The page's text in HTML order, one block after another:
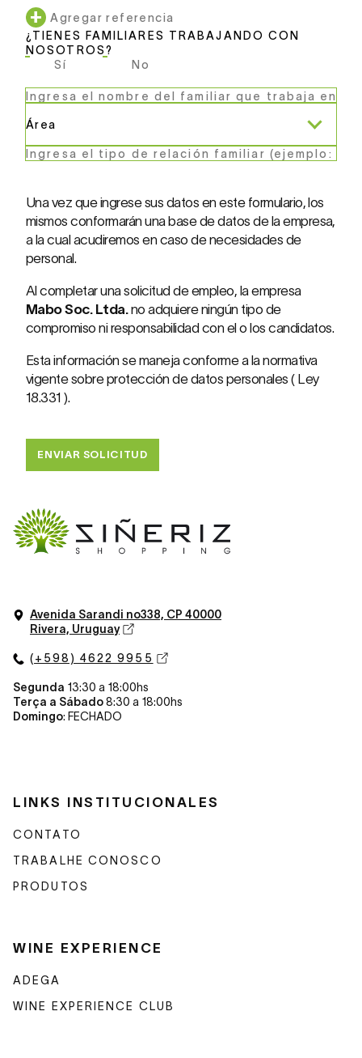
+ Agregar referencia
¿TIENES FAMILIARES TRABAJANDO CON
NOSOTROS?
Sí
No
Una vez que ingrese sus datos en este formulario, los
mismos conformarán una base de datos de la empresa,
a la cual acudiremos en caso de necesidades de
personal.
Al completar una solicitud de empleo, la empresa
Mabo Soc. Ltda.no adquiere ningún tipo de
compromiso ni responsabilidad con el o los candidatos.
Esta información se maneja conforme a la normativa
vigente sobre protección de datos personales (Ley
18.331).
ENVIAR SOLICITUD
Avenida Sarandi no338, CP 40000
Rivera, Uruguay
(+598) 4622 9955
Segunda 13:30 a 18:00hs
Terça a Sábado8:30 a 18:00hs
Domingo: FECHADO
LINKS INSTITUCIONALES
CONTATO
TRABALHE CONOSCO
PRODUTOS
WINE EXPERIENCE
ADEGA
WINE EXPERIENCE CLUB